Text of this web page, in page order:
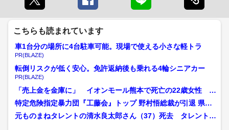
こちらも読まれています
車1台分の場所に4台駐車可能。現場で使える小さな軽トラ
PR(BLAZE)
転倒リスクが低く安心。免許返納後も乗れる4輪シニアカー
PR(BLAZE)
「売上金を金庫に」 イオンモール熊本で死亡の22歳女性 勤
務店運営会社の指示受け...
特定危険指定暴力団『工藤会』トップ 野村悟総裁が引退 県公
安委員会が公示 工藤会...
元ものまねタレントの清水良太郎さん（37）死去 タレント・